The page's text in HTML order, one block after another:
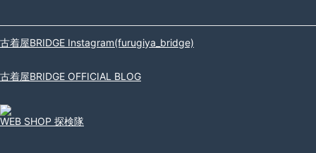
古着屋BRIDGE Instagram(furugiya_bridge)
古着屋BRIDGE OFFICIAL BLOG
WEB SHOP 探検隊